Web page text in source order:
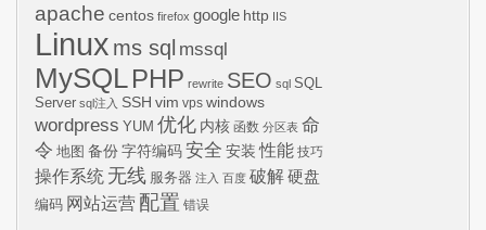
apache centos firefox google http IIS
Linux ms sql mssql
MySQLPHP rewrite SEO sql SQL
Server sql注入 SSH vim vps windows
wordpress YUM 优化 内核 函数 分区表 命
令 地图 备份 字符编码 安全 安装 性能 技巧
操作系统 无线 服务器 注入 百度 破解硬盘
编码 网站运营 配置 错误